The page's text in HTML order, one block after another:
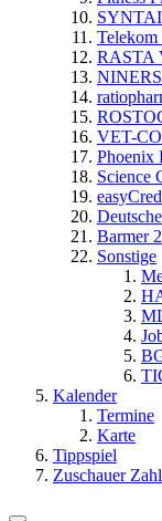
Telekom
RASTA
VET-
Phoenix
Science
Barmer
Sonstige
Kalender
Termine
Karte
Tippspiel
Zuschauer